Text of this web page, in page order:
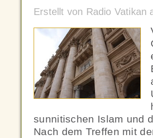
Erstellt von Radio Vatikan
sunnitischen Islam und
Nach dem Treffen mit